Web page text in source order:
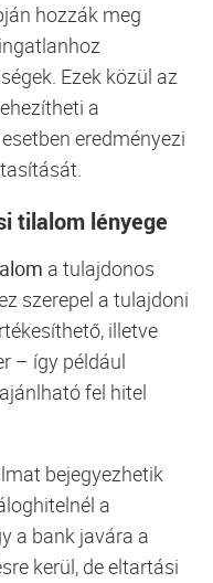
hozzák meg
Ezek közül az
a
eredményezi
tilalom lényege
a tulajdonos
szerepel a tulajdoni
illetve
– így például
fel hitel
bejegyezhetik
a
a bank javára a
kerül, de eltartási